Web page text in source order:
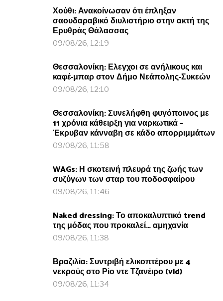
Χούθι: Ανακοίνωσαν ότι έπληξαν
σαουδαραβικό διυλιστήριο στην ακτή της
Ερυθράς Θάλασσας
09/08/26, 12:19
Θεσσαλονίκη: Ελεγχοι σε ανήλικους και
καφέ-μπαρ στον Δήμο Νεάπολης-Συκεών
09/08/26, 12:10
Θεσσαλονίκη: Συνελήφθη φυγόποινος με
11 χρόνια κάθειρξη για ναρκωτικά –
Έκρυβαν κάνναβη σε κάδο απορριμμάτων
09/08/26, 11:58
WAGs: Η σκοτεινή πλευρά της ζωής των
συζύγων των σταρ του ποδοσφαίρου
09/08/26, 11:46
Naked dressing: Το αποκαλυπτικό trend
της μόδας που προκαλεί… αμηχανία
09/08/26, 11:38
Βραζιλία: Συντριβή ελικοπτέρου με 4
νεκρούς στο Ρίο ντε Τζανέιρο (vid)
09/08/26, 11:34